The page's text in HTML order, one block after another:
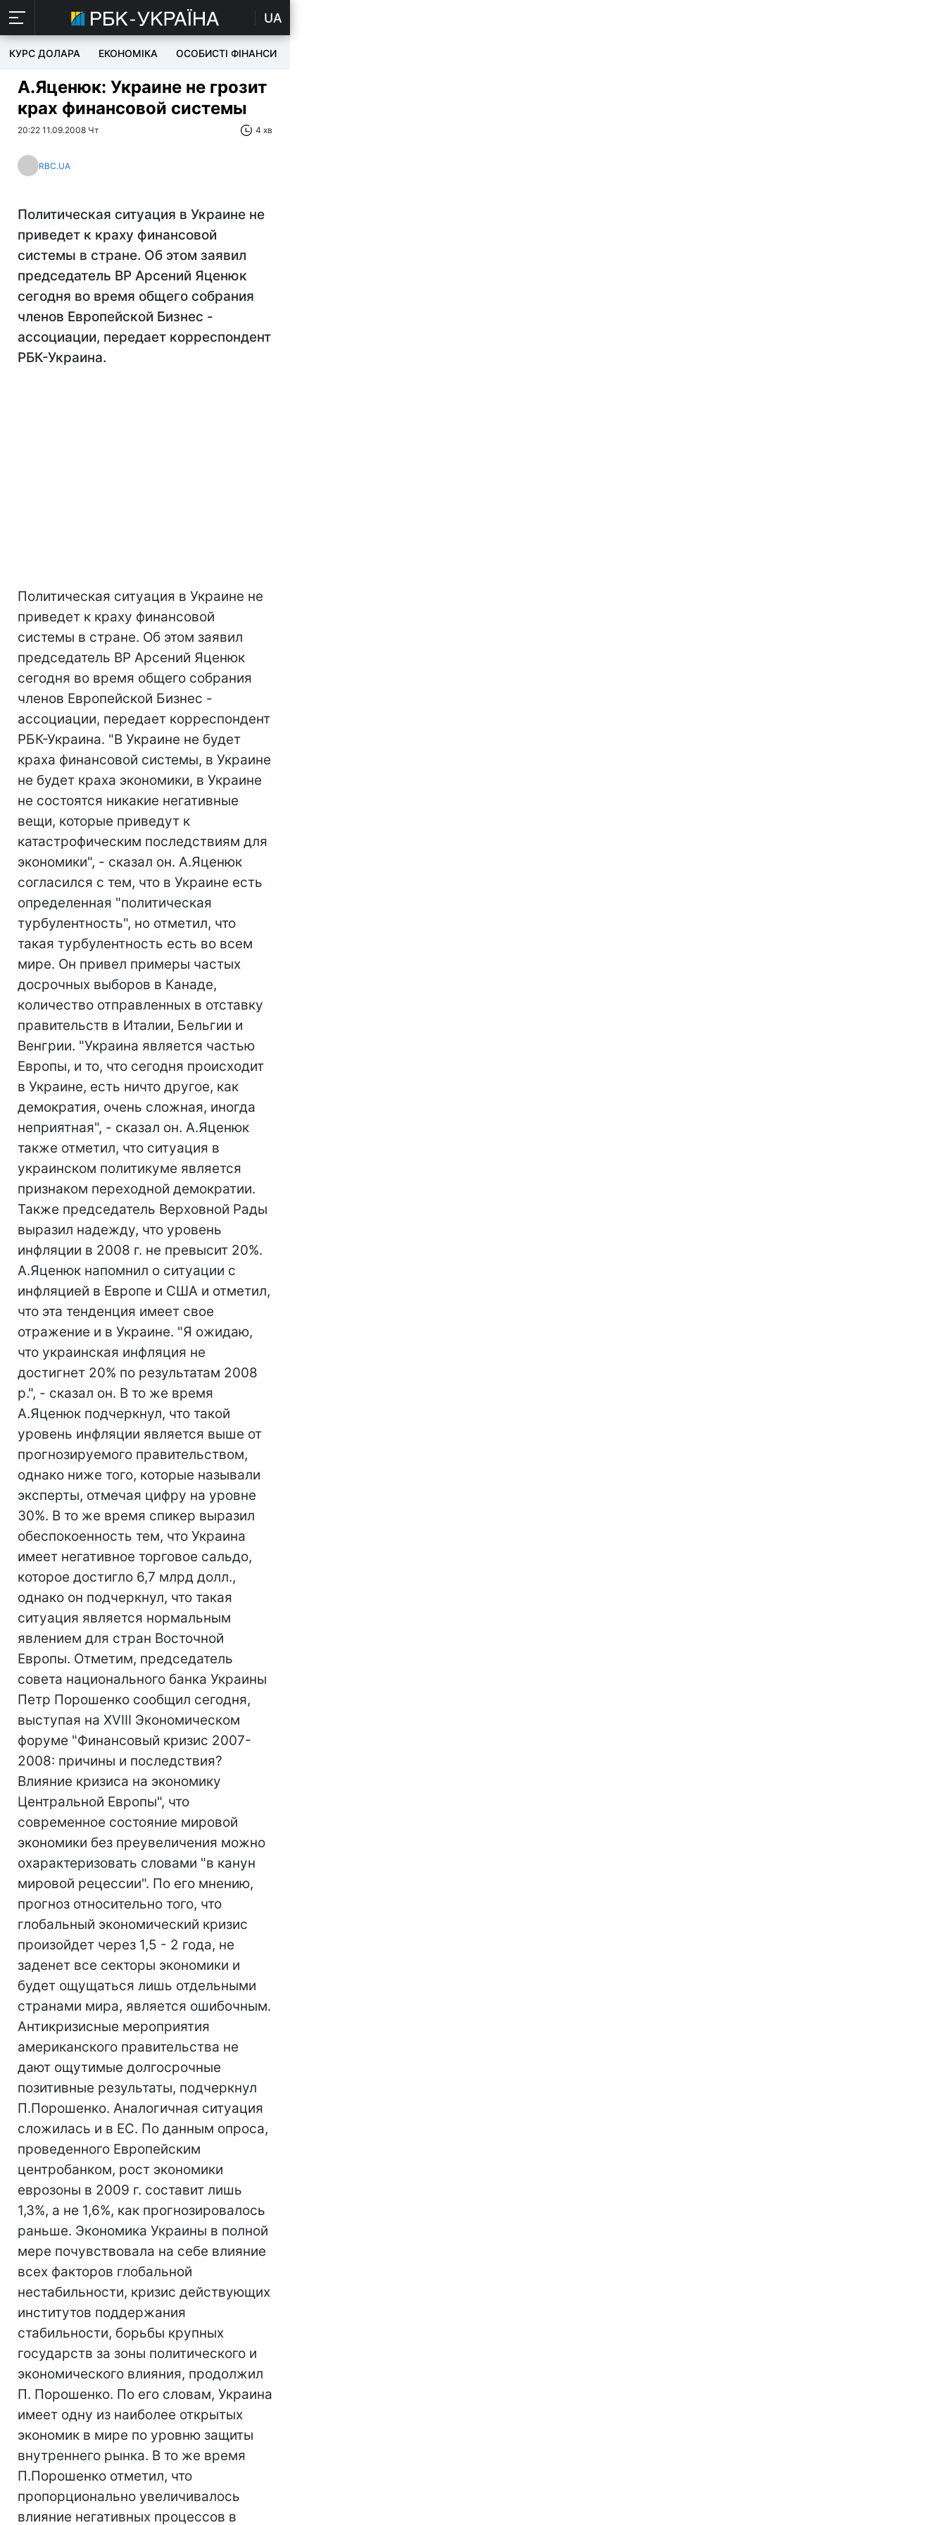
UA
КУРС ДОЛАРА ЕКОНОМІКА ОСОБИСТІ ФІНАНСИ
А.Яценюк: Украине не грозит
крах финансовой системы
20:22 11.09.2008 Чт 4 хв
RBC.UA
Политическая ситуация в Украине не
приведет к краху финансовой
системы в стране. Об этом заявил
председатель ВР Арсений Яценюк
сегодня во время общего собрания
членов Европейской Бизнес -
ассоциации, передает корреспондент
РБК-Украина.
Политическая ситуация в Украине не
приведет к краху финансовой
системы в стране. Об этом заявил
председатель ВР Арсений Яценюк
сегодня во время общего собрания
членов Европейской Бизнес -
ассоциации, передает корреспондент
РБК-Украина. "В Украине не будет
краха финансовой системы, в Украине
не будет краха экономики, в Украине
не состоятся никакие негативные
вещи, которые приведут к
катастрофическим последствиям для
экономики", - сказал он. А.Яценюк
согласился с тем, что в Украине есть
определенная "политическая
турбулентность", но отметил, что
такая турбулентность есть во всем
мире. Он привел примеры частых
досрочных выборов в Канаде,
количество отправленных в отставку
правительств в Италии, Бельгии и
Венгрии. "Украина является частью
Европы, и то, что сегодня происходит
в Украине, есть ничто другое, как
демократия, очень сложная, иногда
неприятная", - сказал он. А.Яценюк
также отметил, что ситуация в
украинском политикуме является
признаком переходной демократии.
Также председатель Верховной Рады
выразил надежду, что уровень
инфляции в 2008 г. не превысит 20%.
А.Яценюк напомнил о ситуации с
инфляцией в Европе и США и отметил,
что эта тенденция имеет свое
отражение и в Украине. "Я ожидаю,
что украинская инфляция не
достигнет 20% по результатам 2008
р.", - сказал он. В то же время
А.Яценюк подчеркнул, что такой
уровень инфляции является выше от
прогнозируемого правительством,
однако ниже того, которые называли
эксперты, отмечая цифру на уровне
30%. В то же время спикер выразил
обеспокоенность тем, что Украина
имеет негативное торговое сальдо,
которое достигло 6,7 млрд долл.,
однако он подчеркнул, что такая
ситуация является нормальным
явлением для стран Восточной
Европы. Отметим, председатель
совета национального банка Украины
Петр Порошенко сообщил сегодня,
выступая на XVIII Экономическом
форуме "Финансовый кризис 2007-
2008: причины и последствия?
Влияние кризиса на экономику
Центральной Европы", что
современное состояние мировой
экономики без преувеличения можно
охарактеризовать словами "в канун
мировой рецессии". По его мнению,
прогноз относительно того, что
глобальный экономический кризис
произойдет через 1,5 - 2 года, не
заденет все секторы экономики и
будет ощущаться лишь отдельными
странами мира, является ошибочным.
Антикризисные мероприятия
американского правительства не
дают ощутимые долгосрочные
позитивные результаты, подчеркнул
П.Порошенко. Аналогичная ситуация
сложилась и в ЕС. По данным опроса,
проведенного Европейским
центробанком, рост экономики
еврозоны в 2009 г. составит лишь
1,3%, а не 1,6%, как прогнозировалось
раньше. Экономика Украины в полной
мере почувствовала на себе влияние
всех факторов глобальной
нестабильности, кризис действующих
институтов поддержания
стабильности, борьбы крупных
государств за зоны политического и
экономического влияния, продолжил
П. Порошенко. По его словам, Украина
имеет одну из наиболее открытых
экономик в мире по уровню защиты
внутреннего рынка. В то же время
П.Порошенко отметил, что
пропорционально увеличивалось
влияние негативных процессов в